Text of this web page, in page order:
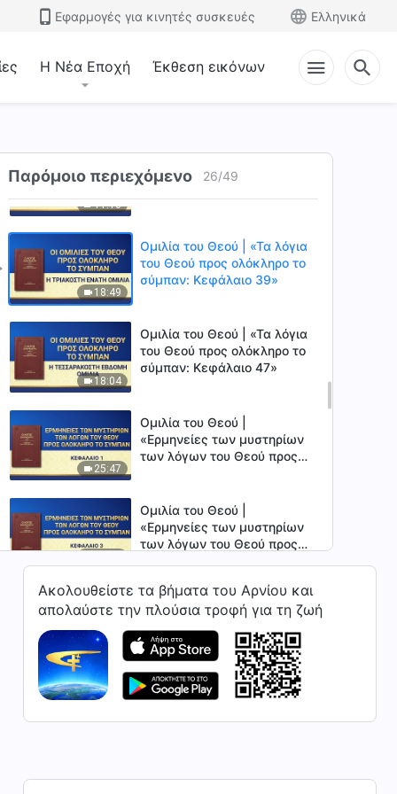
Εφαρμογές για κινητές συσκευές Ελληνικά
Η Νέα Εποχή Έκθεση εικόνων
Παρόμοιο περιεχόμενο 26/49
σύμπαν: Η εικοστή όγδοη
Ομιλία του Θεού | «Οι ομιλίες
11:10
Ομιλία του Θεού | «Τα λόγια
του Θεού προς ολόκληρο το
18:49
Ομιλία του Θεού | «Τα λόγια
του Θεού προς ολόκληρο το
σύμπαν: Κεφάλαιο 39»
18:04
Ομιλία του Θεού | «Τα λόγια
του Θεού προς ολόκληρο το
σύμπαν: Κεφάλαιο 47»
25:47
Ομιλία του Θεού |
«Ερμηνείες των μυστηρίων
των λόγων του Θεού προς
Ομιλία του Θεού |
«Ερμηνείες των μυστηρίων
των λόγων του Θεού προς
24:12
Ομιλία του Θεού |
«Ερμηνείες των μυστηρίων
των λόγων του Θεού προς
ολόκληρο το σύμπαν:
Κεφάλαιο 5»
Ομιλία του Θεού |
«Ερμηνείες των μυστηρίων
των λόγων του Θεού προς
Ακολουθείστε τα βήματα του Αρνίου και
απολαύστε την πλούσια τροφή για τη ζωή